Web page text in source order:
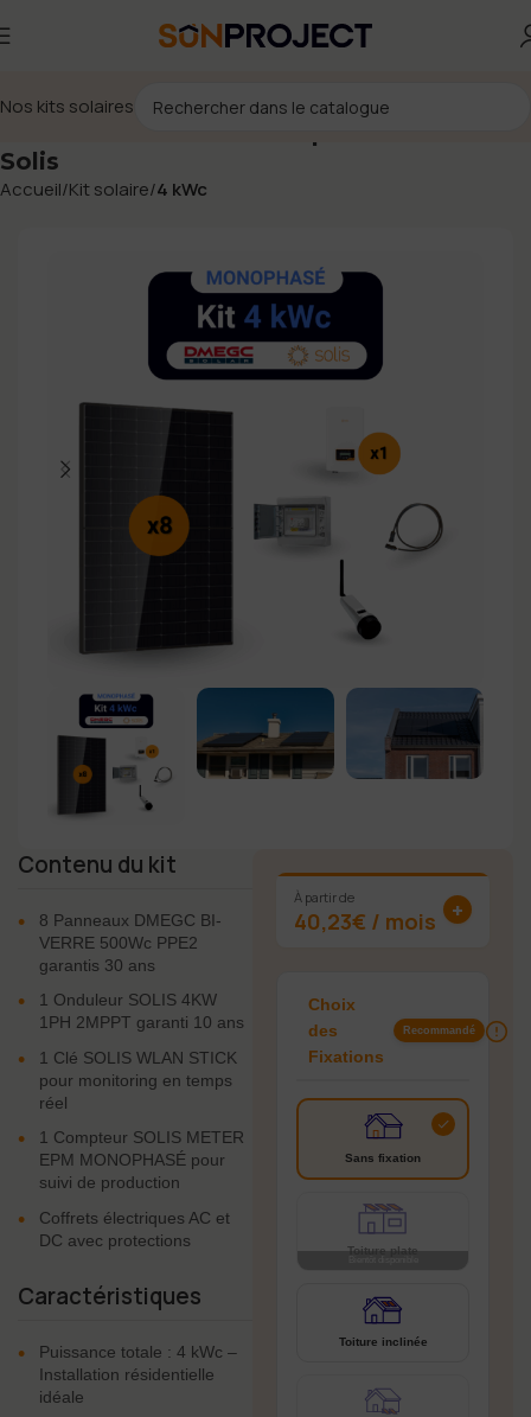
Nos kits solaires
Solis
Accueil Kit solaire 4 kWc
Contenu du kit
•
8 Panneaux DMEGC BI-
VERRE 500Wc PPE2
garantis 30 ans
•
1 Onduleur SOLIS 4KW
1PH 2MPPT garanti 10 ans
•
1 Clé SOLIS WLAN STICK
pour monitoring en temps
réel
•
1 Compteur SOLIS METER
EPM MONOPHASÉ pour
suivi de production
•
Coffrets électriques AC et
DC avec protections
Caractéristiques
•
Puissance totale : 4 kWc –
Installation résidentielle
idéale
À partir de
40,23€ / mois +
Choix
des
Fixations
Recommandé
Sans fixation
Toiture plate
Toiture inclinée